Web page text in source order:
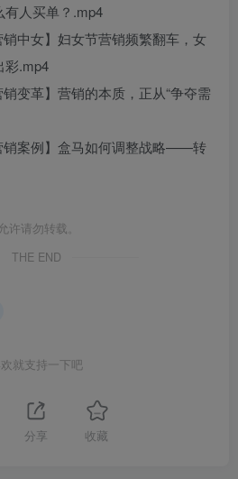
有人买单？.mp4
中女】妇女节营销频繁翻车，女
彩.mp4
变革】营销的本质，正从“争夺需
销案例】盒马如何调整战略——转
请勿转载。
THE END
欢就支持一下吧
分享 收藏